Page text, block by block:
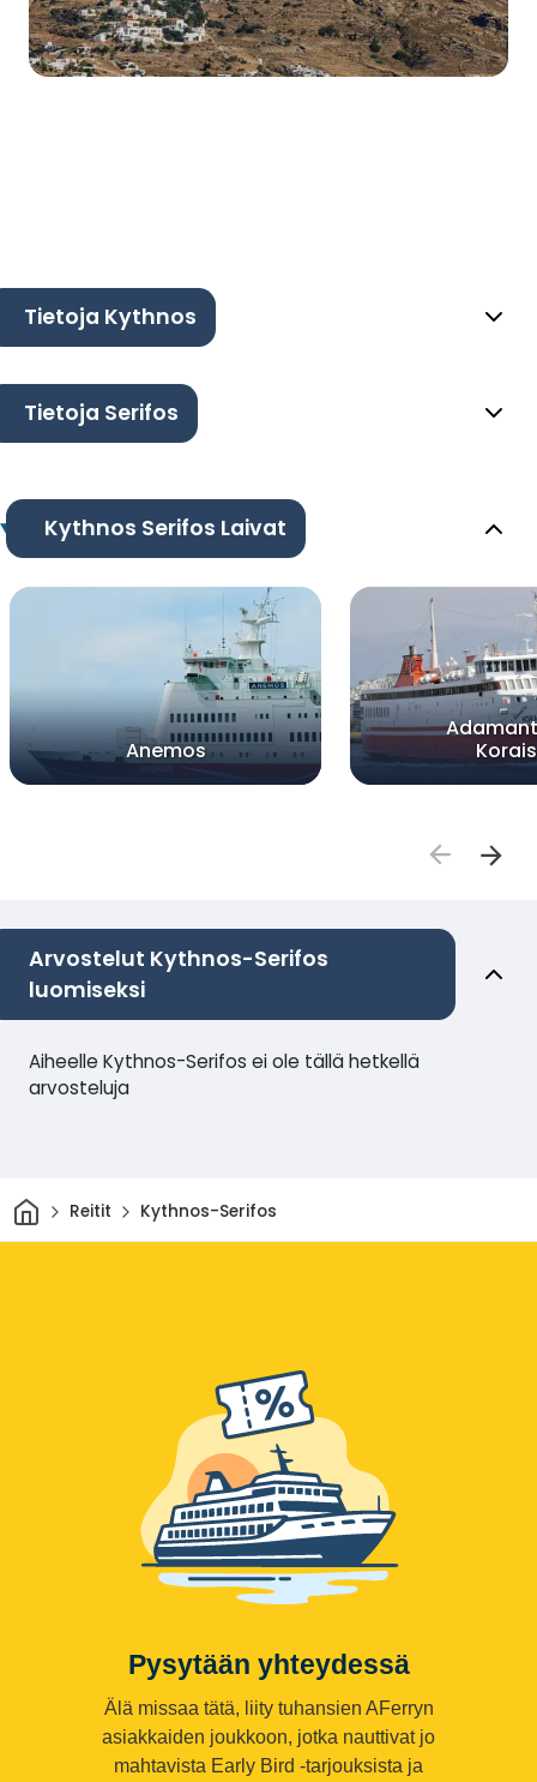
Tietoja Kythnos
Tietoja Serifos
Kythnos Serifos Laivat
Anemos
Korais
Arvostelut Kythnos-Serifos
luomiseksi
Aiheelle Kythnos-Serifos ei ole tällä hetkellä
arvosteluja
KotiinReitit Kythnos-Serifos
Pysytään yhteydessä
Älä missaa tätä, liity tuhansien AFerryn
asiakkaiden joukkoon, jotka nauttivat jo
mahtavista Early Bird -tarjouksista ja